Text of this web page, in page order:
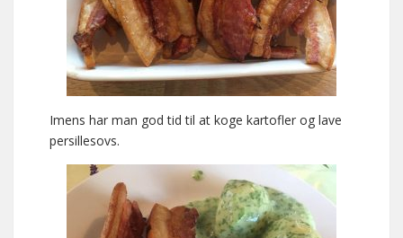
Imens har man god tid til at koge kartofler og lave
persillesovs.